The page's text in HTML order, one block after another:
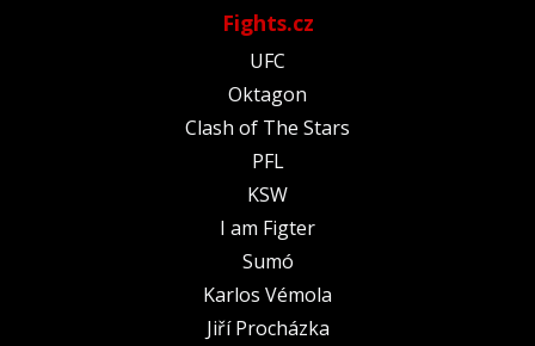
Fights.cz
UFC
Oktagon
Clash of The Stars
PFL
KSW
I am Figter
Sumó
Karlos Vémola
Jiří Procházka